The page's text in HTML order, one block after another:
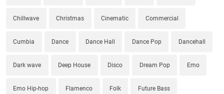
Chillwave Christmas Cinematic Commercial
Cumbia Dance Dance Hall Dance Pop Dancehall
Dark wave Deep House Disco Dream Pop Emo
Emo Hip-hop Flamenco Folk Future Bass